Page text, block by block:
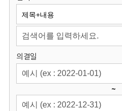
원
회
의결일
~